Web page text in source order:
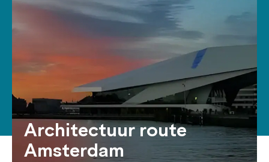
Architectuur route
Amsterdam